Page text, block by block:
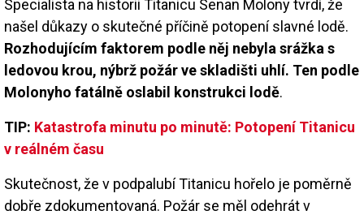
Specialista na historii Titanicu Senan Molony tvrdí, že
našel důkazy o skutečné příčině potopení slavné lodě.
Rozhodujícím faktorem podle něj nebyla srážka s
ledovou krou, nýbrž požár ve skladišti uhlí. Ten podle
Molonyho fatálně oslabil konstrukci lodě.
TIP: Katastrofa minutu po minutě: Potopení Titanicu
v reálném času
Skutečnost, že v podpalubí Titanicu hořelo je poměrně
dobře zdokumentovaná. Požár se měl odehrát v